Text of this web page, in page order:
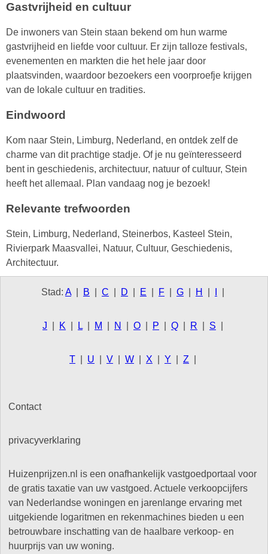
Gastvrijheid en cultuur
De inwoners van Stein staan bekend om hun warme
gastvrijheid en liefde voor cultuur. Er zijn talloze festivals,
evenementen en markten die het hele jaar door
plaatsvinden, waardoor bezoekers een voorproefje krijgen
van de lokale cultuur en tradities.
Eindwoord
Kom naar Stein, Limburg, Nederland, en ontdek zelf de
charme van dit prachtige stadje. Of je nu geïnteresseerd
bent in geschiedenis, architectuur, natuur of cultuur, Stein
heeft het allemaal. Plan vandaag nog je bezoek!
Relevante trefwoorden
Stein, Limburg, Nederland, Steinerbos, Kasteel Stein,
Rivierpark Maasvallei, Natuur, Cultuur, Geschiedenis,
Architectuur.
Stad: A B C D E F G H
J K L M N O P Q R S
T U V W X Y Z
Contact
privacyverklaring
Huizenprijzen.nl is een onafhankelijk vastgoedportaal voor
de gratis taxatie van uw vastgoed. Actuele verkoopcijfers
van Nederlandse woningen en jarenlange ervaring met
uitgekiende logaritmen en rekenmachines bieden u een
betrouwbare inschatting van de haalbare verkoop- en
huurprijs van uw woning.